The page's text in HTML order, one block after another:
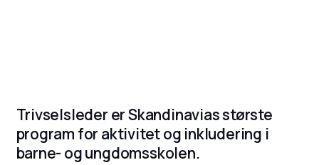
Trivselsleder er Skandinavias største
program for aktivitet og inkludering i
barne- og ungdomsskolen.